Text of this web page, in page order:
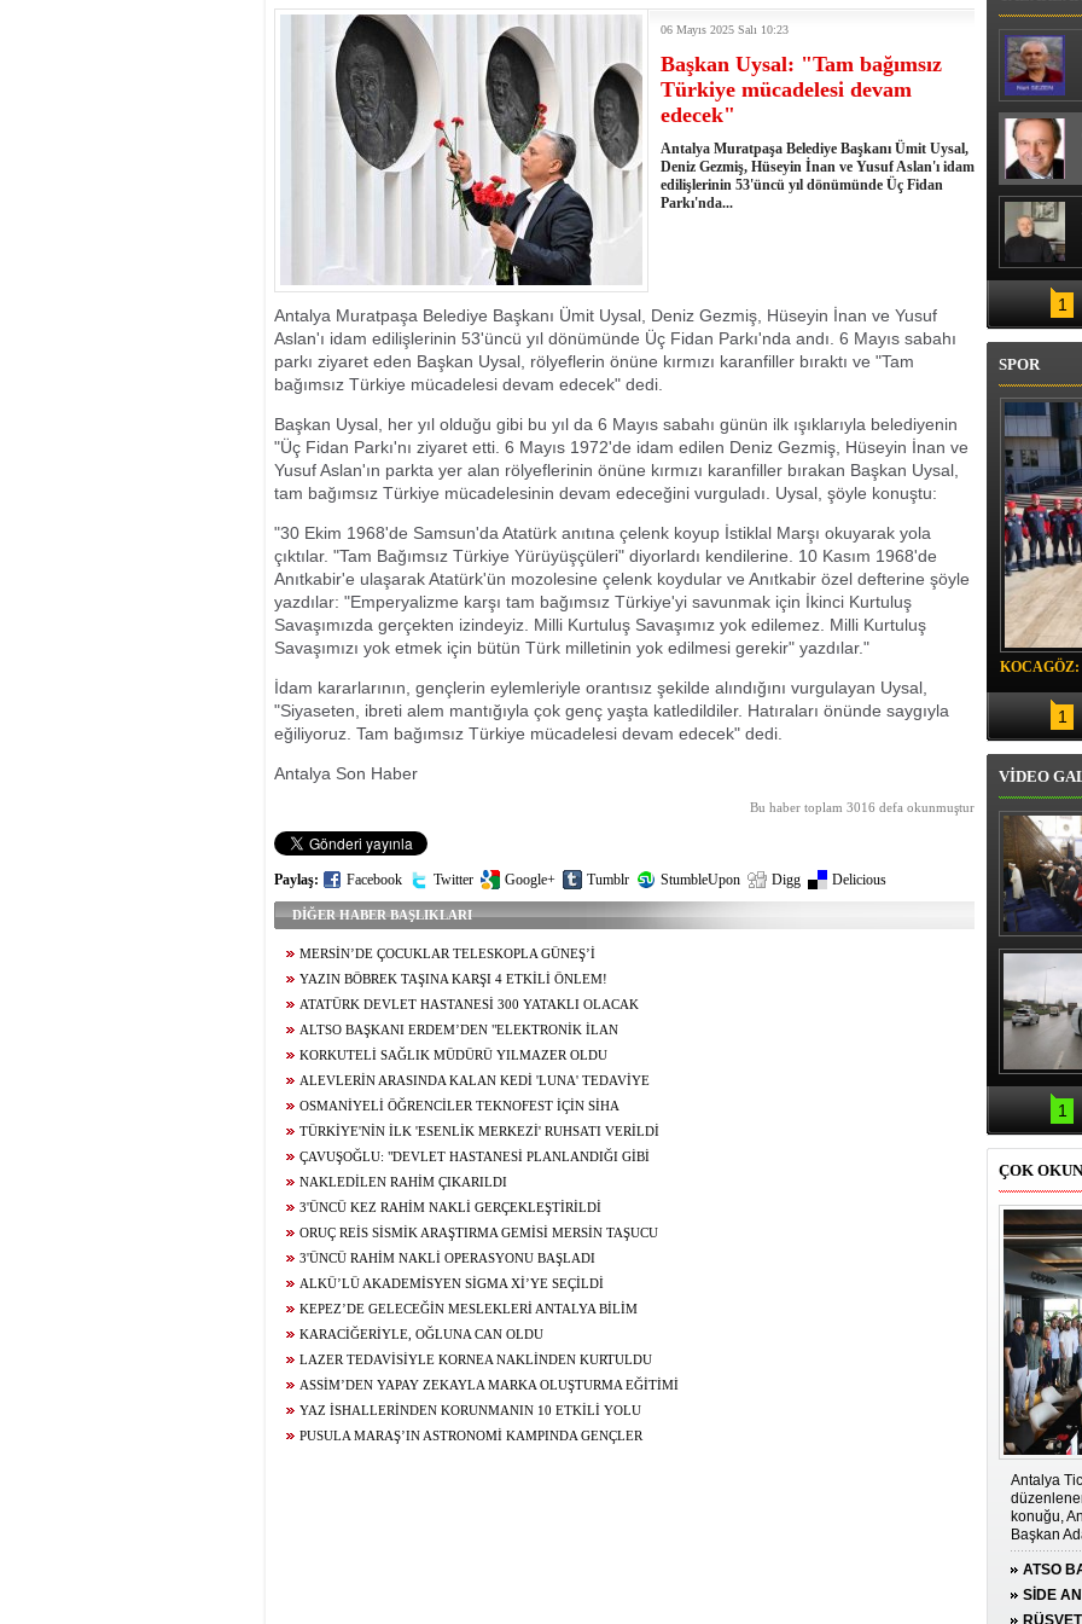
06 Mayıs 2025 Salı 10:23
Başkan Uysal: "Tam bağımsız
Türkiye mücadelesi devam
edecek"
Antalya Muratpaşa Belediye Başkanı Ümit Uysal,
Deniz Gezmiş, Hüseyin İnan ve Yusuf Aslan'ı idam
edilişlerinin 53'üncü yıl dönümünde Üç Fidan
Parkı'nda...
Antalya Muratpaşa Belediye Başkanı Ümit Uysal, Deniz Gezmiş, Hüseyin İnan ve Yusuf
Aslan'ı idam edilişlerinin 53'üncü yıl dönümünde Üç Fidan Parkı'nda andı. 6 Mayıs sabahı
parkı ziyaret eden Başkan Uysal, rölyeflerin önüne kırmızı karanfiller bıraktı ve "Tam
bağımsız Türkiye mücadelesi devam edecek" dedi.
Başkan Uysal, her yıl olduğu gibi bu yıl da 6 Mayıs sabahı günün ilk ışıklarıyla belediyenin
"Üç Fidan Parkı'nı ziyaret etti. 6 Mayıs 1972'de idam edilen Deniz Gezmiş, Hüseyin İnan ve
Yusuf Aslan'ın parkta yer alan rölyeflerinin önüne kırmızı karanfiller bırakan Başkan Uysal,
tam bağımsız Türkiye mücadelesinin devam edeceğini vurguladı. Uysal, şöyle konuştu:
"30 Ekim 1968'de Samsun'da Atatürk anıtına çelenk koyup İstiklal Marşı okuyarak yola
çıktılar. "Tam Bağımsız Türkiye Yürüyüşçüleri" diyorlardı kendilerine. 10 Kasım 1968'de
Anıtkabir'e ulaşarak Atatürk'ün mozolesine çelenk koydular ve Anıtkabir özel defterine şöyle
yazdılar: "Emperyalizme karşı tam bağımsız Türkiye'yi savunmak için İkinci Kurtuluş
Savaşımızda gerçekten izindeyiz. Milli Kurtuluş Savaşımız yok edilemez. Milli Kurtuluş
Savaşımızı yok etmek için bütün Türk milletinin yok edilmesi gerekir" yazdılar."
İdam kararlarının, gençlerin eylemleriyle orantısız şekilde alındığını vurgulayan Uysal,
"Siyaseten, ibreti alem mantığıyla çok genç yaşta katledildiler. Hatıraları önünde saygıyla
eğiliyoruz. Tam bağımsız Türkiye mücadelesi devam edecek" dedi.
Antalya Son Haber
Bu haber toplam 3016 defa okunmuştur
Paylaş: Facebook Twitter Google+ Tumblr StumbleUpon Digg Delicious
DİĞER HABER BAŞLIKLARI
MERSİN’DE ÇOCUKLAR TELESKOPLA GÜNEŞ’İ
GÖZLEMLEDİ
YAZIN BÖBREK TAŞINA KARŞI 4 ETKİLİ ÖNLEM!
ATATÜRK DEVLET HASTANESİ 300 YATAKLI OLACAK
ALTSO BAŞKANI ERDEM’DEN "ELEKTRONİK İLAN
DOĞRULAMA SİSTEMİ" ÇAĞRISI: "DOĞRULAMA KODU SİSTEMİ
GETİRİLMELİ"
KORKUTELİ SAĞLIK MÜDÜRÜ YILMAZER OLDU
ALEVLERİN ARASINDA KALAN KEDİ 'LUNA' TEDAVİYE
ALINDIOSMANİYELİ ÖĞRENCİLER TEKNOFEST İÇİN SİHA
GELİŞTİRİYOR
TÜRKİYE'NİN İLK 'ESENLİK MERKEZİ' RUHSATI VERİLDİ
ÇAVUŞOĞLU: "DEVLET HASTANESİ PLANLANDIĞI GİBİ
İLERLİYOR"
NAKLEDİLEN RAHİM ÇIKARILDI
3'ÜNCÜ KEZ RAHİM NAKLİ GERÇEKLEŞTİRİLDİ
ORUÇ REİS SİSMİK ARAŞTIRMA GEMİSİ MERSİN TAŞUCU
AÇIKLARINA DEMİRLEDİ
3'ÜNCÜ RAHİM NAKLİ OPERASYONU BAŞLADI
ALKÜ’LÜ AKADEMİSYEN SİGMA Xİ’YE SEÇİLDİ
KEPEZ’DE GELECEĞİN MESLEKLERİ ANTALYA BİLİM
MERKEZİ’NDE KONUŞULUYOR
KARACİĞERİYLE, OĞLUNA CAN OLDU
LAZER TEDAVİSİYLE KORNEA NAKLİNDEN KURTULDU
ASSİM’DEN YAPAY ZEKAYLA MARKA OLUŞTURMA EĞİTİMİ
YAZ İSHALLERİNDEN KORUNMANIN 10 ETKİLİ YOLU
PUSULA MARAŞ’IN ASTRONOMİ KAMPINDA GENÇLER
1
SPOR
1
VİDEO
Erbaş,
Veli
teravih
1
ÇOK
Antalya
konuğu,
Başkan
ATSO
SİDE